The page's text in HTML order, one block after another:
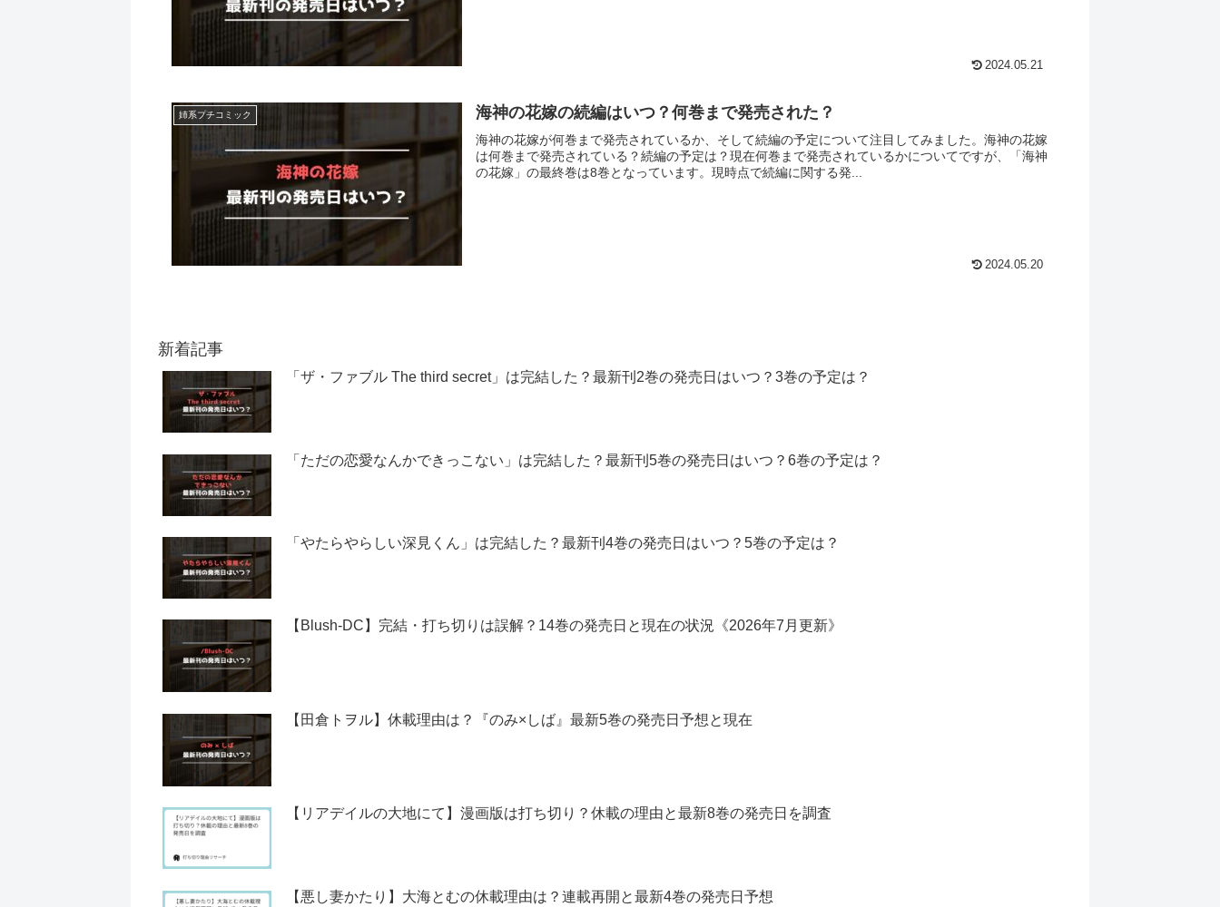
2024.05.21
姉系プチコミック 海神の花嫁の続編はいつ？何巻まで発売された？
海神の花嫁が何巻まで発売されているか、そして続編の予定について注目してみました。海神の花嫁
は何巻まで発売されている？続編の予定は？現在何巻まで発売されているかについてですが、「海神
の花嫁」の最終巻は8巻となっています。現時点で続編に関する発...
2024.05.20
新着記事
「ザ・ファブル The third secret」は完結した？最新刊2巻の発売日はいつ？3巻の予定は？
「ただの恋愛なんかできっこない」は完結した？最新刊5巻の発売日はいつ？6巻の予定は？
「やたらやらしい深見くん」は完結した？最新刊4巻の発売日はいつ？5巻の予定は？
【Blush-DC】完結・打ち切りは誤解？14巻の発売日と現在の状況《2026年7月更新》
【田倉トヲル】休載理由は？『のみ×しば』最新5巻の発売日予想と現在
【リアデイルの大地にて】漫画版は打ち切り？休載の理由と最新8巻の発売日を調査
【悪し妻かたり】大海とむの休載理由は？連載再開と最新4巻の発売日予想